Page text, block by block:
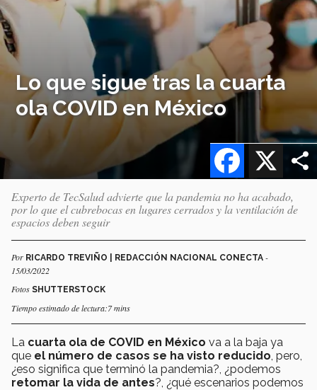
Lo que sigue tras la cuarta
ola COVID en México
X
Facebook
Experto de TecSalud advierte que la pandemia no ha acabado,
por lo que el cubrebocas en lugares cerrados y la ventilación de
espacios deben seguir
Por RICARDO TREVIÑO | REDACCIÓN NACIONAL CONECTA -
15/03/2022
Fotos SHUTTERSTOCK
Tiempo estimado de lectura:7 mins
La cuarta ola de COVID en México va a la baja ya
que el número de casos se ha visto reducido , pero,
¿eso significa que terminó la pandemia?, ¿podemos
retomar la vida de antes?, ¿qué escenarios podemos